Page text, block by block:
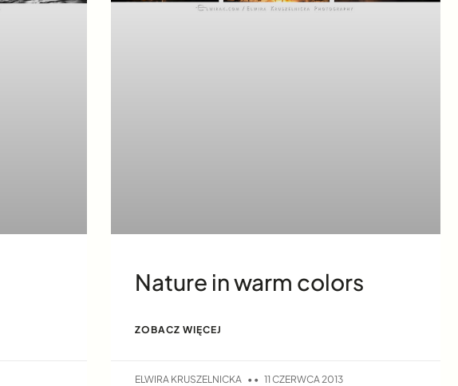
Nature in warm colors
ZOBACZ WIĘCEJ
ELWIRA KRUSZELNICKA 11 CZERWCA 2013